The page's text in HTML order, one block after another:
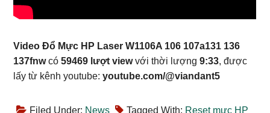
Video Đổ Mực HP Laser W1106A 106 107a131 136
137fnwcó59469 lượt viewvới thời lượng9:33, được
lấy từ kênh youtube:youtube.com/@viandant5
Filed Under: News Tagged With: Reset mực HP